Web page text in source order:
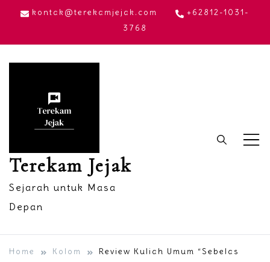
Skip
content
kontak@terekamjejak.com
+62812-1031-
3768
Terekam Jejak
Sejarah untuk Masa
Depan
Home Kolom
Review Kuliah Umum “Sebelas